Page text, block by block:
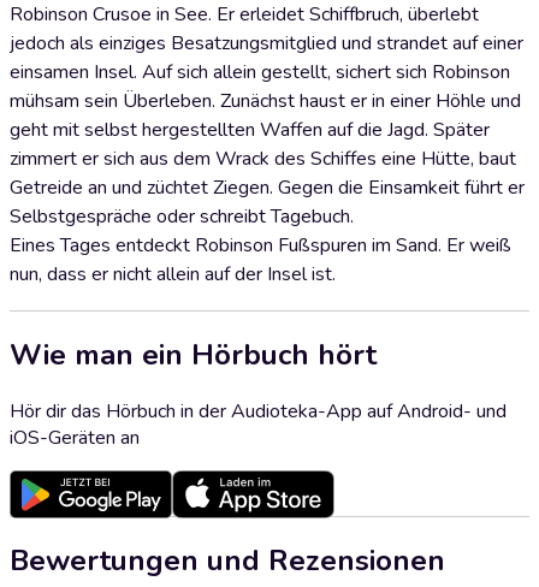
Robinson Crusoe in See. Er erleidet Schiffbruch, überlebt
jedoch als einziges Besatzungsmitglied und strandet auf einer
einsamen Insel. Auf sich allein gestellt, sichert sich Robinson
mühsam sein Überleben. Zunächst haust er in einer Höhle und
geht mit selbst hergestellten Waffen auf die Jagd. Später
zimmert er sich aus dem Wrack des Schiffes eine Hütte, baut
Getreide an und züchtet Ziegen. Gegen die Einsamkeit führt er
Selbstgespräche oder schreibt Tagebuch.
Eines Tages entdeckt Robinson Fußspuren im Sand. Er weiß
nun, dass er nicht allein auf der Insel ist.
Wie man ein Hörbuch hört
Hör dir das Hörbuch in der Audioteka-App auf Android- und
iOS-Geräten an
Bewertungen und Rezensionen